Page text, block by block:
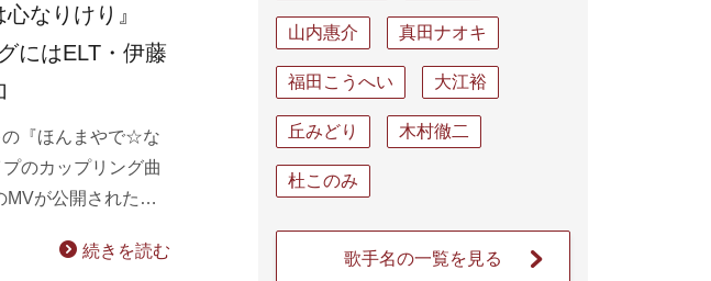
なりけり』
にはELT・伊藤
『ほんまやで☆な
のカップリング曲
MVが公開された…
続きを読む
山内惠介 真田ナオキ
福田こうへい 大江裕
丘みどり 木村徹二
杜このみ
歌手名の一覧を見る